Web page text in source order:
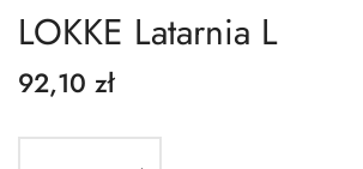
LOKKE Latarnia L
92,10 zł